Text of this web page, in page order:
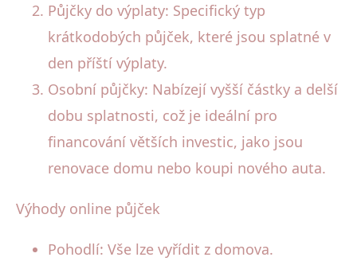
Půjčky do výplaty: Specifický typ
krátkodobých půjček, které jsou splatné v
den příští výplaty.
Osobní půjčky: Nabízejí vyšší částky a delší
dobu splatnosti, což je ideální pro
financování větších investic, jako jsou
renovace domu nebo koupi nového auta.
Výhody online půjček
Pohodlí: Vše lze vyřídit z domova.